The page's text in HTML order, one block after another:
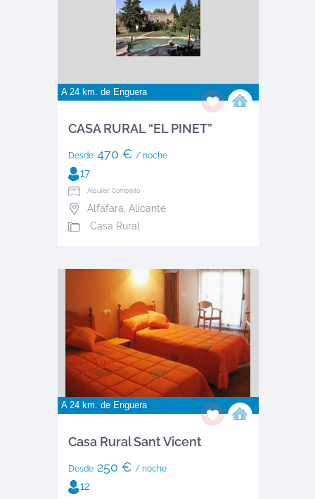
A 24 km. de Enguera
CASA RURAL “EL PINET”
Desde470 € / noche
17
Alquiler: Completo
Alfafara Alicante
Casa Rural
A 24 km. de Enguera
Casa Rural Sant Vicent
Desde250 € / noche
12